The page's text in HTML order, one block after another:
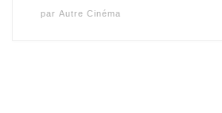
par Autre Cinéma